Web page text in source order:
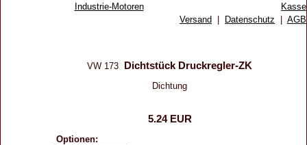
Industrie-Motoren
Kasse
Versand
Datenschutz AGB
VW 173 Dichtstück Druckregler-ZK
Dichtung
5.24 EUR
Optionen: